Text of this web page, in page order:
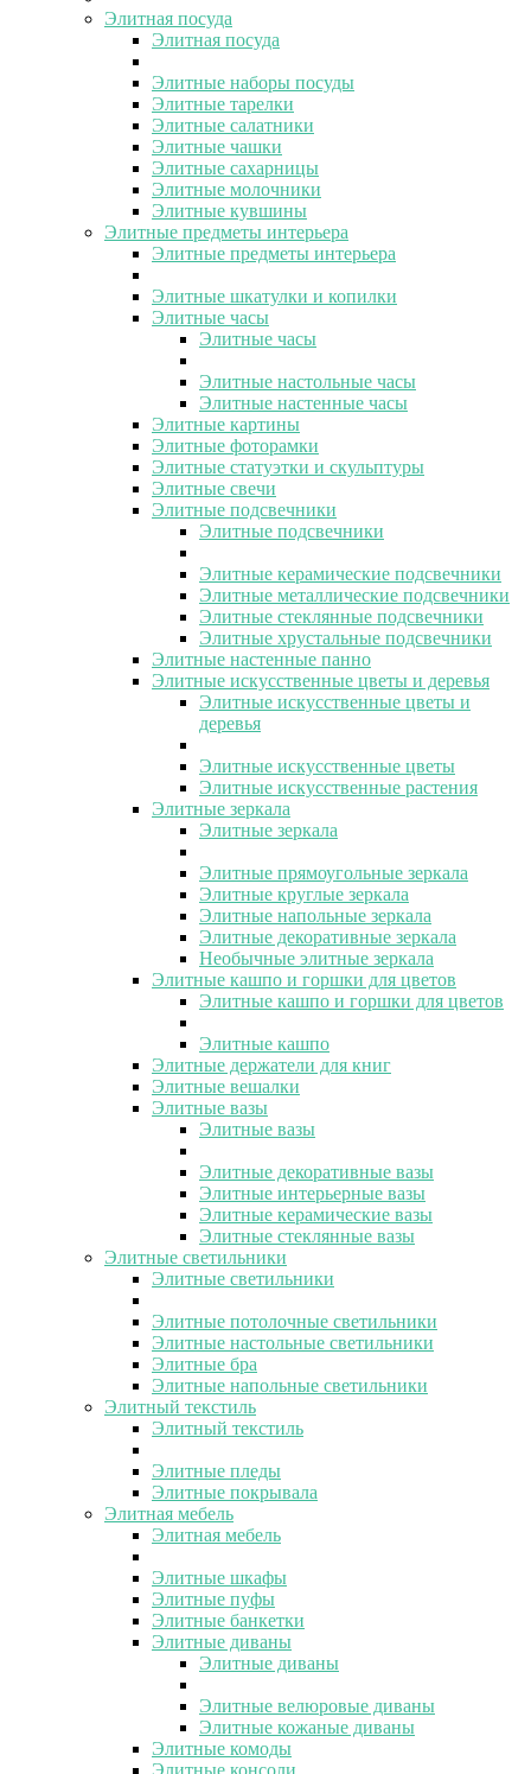
Элитная посуда
Элитная посуда
Элитные наборы посуды
Элитные тарелки
Элитные салатники
Элитные чашки
Элитные сахарницы
Элитные молочники
Элитные кувшины
Элитные предметы интерьера
Элитные предметы интерьера
Элитные шкатулки и копилки
Элитные часы
Элитные часы
Элитные настольные часы
Элитные настенные часы
Элитные картины
Элитные фоторамки
Элитные статуэтки и скульптуры
Элитные свечи
Элитные подсвечники
Элитные подсвечники
Элитные керамические подсвечники
Элитные металлические подсвечники
Элитные стеклянные подсвечники
Элитные хрустальные подсвечники
Элитные настенные панно
Элитные искусственные цветы и деревья
Элитные искусственные цветы и
деревья
Элитные искусственные цветы
Элитные искусственные растения
Элитные зеркала
Элитные зеркала
Элитные прямоугольные зеркала
Элитные круглые зеркала
Элитные напольные зеркала
Элитные декоративные зеркала
Необычные элитные зеркала
Элитные кашпо и горшки для цветов
Элитные кашпо и горшки для цветов
Элитные кашпо
Элитные держатели для книг
Элитные вешалки
Элитные вазы
Элитные вазы
Элитные декоративные вазы
Элитные интерьерные вазы
Элитные керамические вазы
Элитные стеклянные вазы
Элитные светильники
Элитные светильники
Элитные потолочные светильники
Элитные настольные светильники
Элитные бра
Элитные напольные светильники
Элитный текстиль
Элитный текстиль
Элитные пледы
Элитные покрывала
Элитная мебель
Элитная мебель
Элитные шкафы
Элитные пуфы
Элитные банкетки
Элитные диваны
Элитные диваны
Элитные велюровые диваны
Элитные кожаные диваны
Элитные комоды
Элитные консоли